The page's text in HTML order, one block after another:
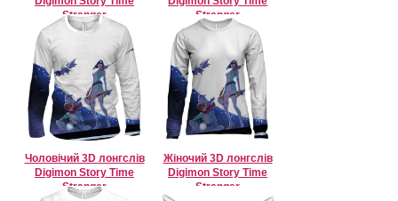
Stranger
Stranger
Чоловічий 3D лонгслів
Digimon Story Time
Stranger
Жіночий 3D лонгслів
Digimon Story Time
Stranger